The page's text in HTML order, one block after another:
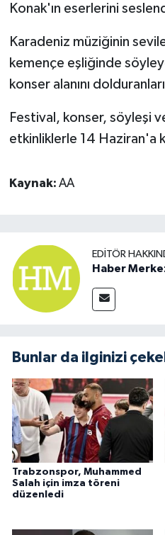
Konak'ın eserlerini
Karadeniz müziğinin
kemençe eşliğinde
konser alanını
Festival, konser, söyleşi
etkinliklerle 14 Haziran'a
Kaynak: AA
EDITÖR
Haber
Bunlar da ilginizi
Trabzonspor, Muhammed
Salah için imza töreni
düzenledi